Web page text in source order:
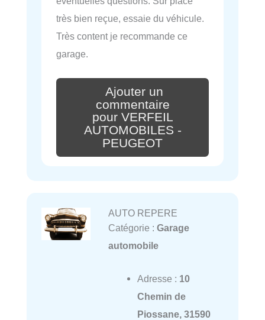
très bien reçue, essaie du véhicule.
Très content je recommande ce
garage.
Ajouter un
commentaire
pour VERFEIL
AUTOMOBILES -
PEUGEOT
AUTO REPERE
Catégorie : Garage
automobile
Adresse : 10
Chemin de
Piossane, 31590